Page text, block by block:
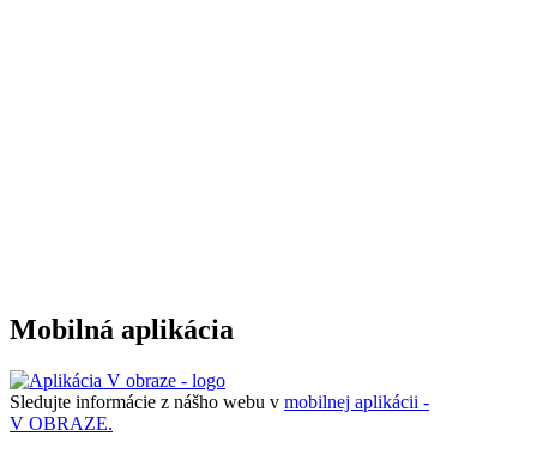
Mobilná aplikácia
Sledujte informácie z nášho webu v mobilnej aplikácii -
V OBRAZE.